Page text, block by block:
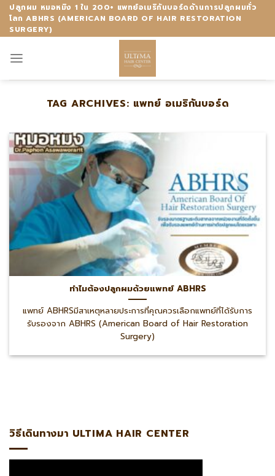
Skip
content
ปลูกผม หมอหมิง 1 ใน 200+ แพทย์อเมริกันบอร์ดด้านการปลูกผมทั่ว
โลก ABHRS (AMERICAN BOARD OF HAIR RESTORATION
SURGERY)
TAG ARCHIVES: แพทย์ อเมริกันบอร์ด
ทำไมต้องปลูกผมด้วยแพทย์ ABHRS
แพทย์ ABHRSมีสาเหตุหลายประการที่คุณควรเลือกแพทย์ที่ได้รับการ
รับรองจาก ABHRS (American Board of Hair Restoration
Surgery)
วิธีเดินทางมา ULTIMA HAIR CENTER